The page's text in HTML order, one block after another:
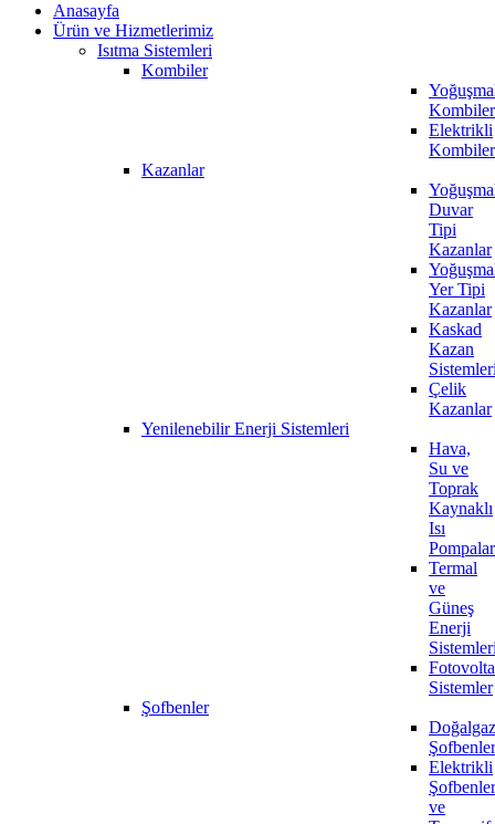
Anasayfa
Ürün ve Hizmetlerimiz
Isıtma Sistemleri
Kombiler
Kombiler
Elektrikli
Kombiler
Kazanlar
Duvar
Tipi
Kazanlar
Yer Tipi
Kazanlar
Kaskad
Kazan
Çelik
Kazanlar
Yenilenebilir Enerji Sistemleri
Hava,
Su ve
Toprak
Kaynaklı
Isı
Termal
ve
Güneş
Enerji
Sistemler
Şofbenler
Şofbenler
Elektrikli
Şofbenler
ve